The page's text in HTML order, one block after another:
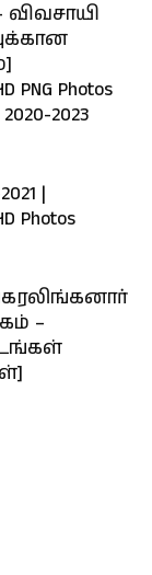
PNG Photos
2023
|
Photos
–